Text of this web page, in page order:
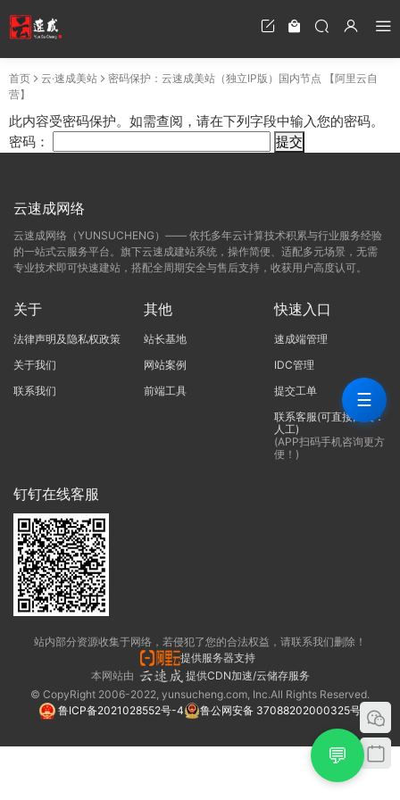
首页 云·速成美站
密码保护：云速成美站（独立IP版）国内节点 【阿里云自
营】
此内容受密码保护。如需查阅，请在下列字段中输入您的密码。
密码：
云速成网络
云速成网络（YUNSUCHENG）—— 依托多年云计算技术积累与行业服务经验
的一站式云服务平台。旗下云速成建站系统，操作简便、适配多元场景，无需
专业技术即可快速建站，搭配全周期安全与售后支持，收获用户高度认可。
关于
法律声明及隐私权政策
关于我们
联系我们
其他
站长基地
网站案例
前端工具
快速入口
速成端管理
IDC管理
提交工单
联系客服(可直接回复：
人工)
(APP扫码手机咨询更方
便！)
钉钉在线客服
站内部分资源收集于网络，若侵犯了您的合法权益，请联系我们删除！
提供服务器支持
本网站由
提供CDN加速/云储存服务
© CopyRight 2006-2022, yunsucheng.com, Inc.All Rights Reserved.
鲁ICP备2021028552号-4
鲁公网安备 37088202000325号
💬
☰